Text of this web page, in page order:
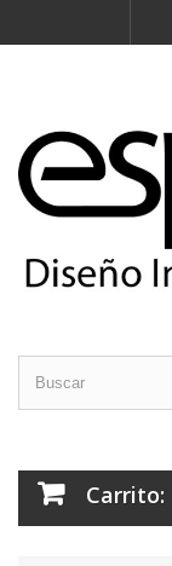
Carrito: